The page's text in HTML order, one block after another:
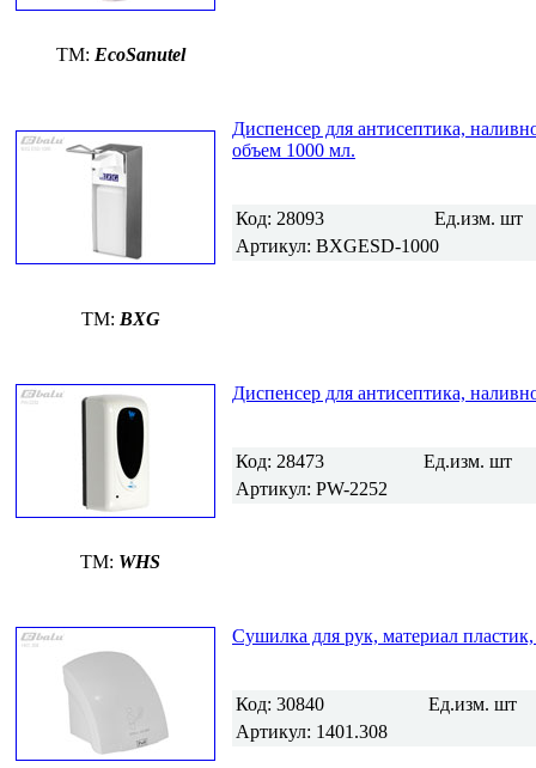
TM: EcoSanutel
Диспенсер для антисептика,
объем 1000 мл.
Код: 28093 Ед.изм. шт
Артикул: BXGESD-1000
TM: BXG
Диспенсер для антисептика,
Код: 28473 Ед.изм. шт
Артикул: PW-2252
TM: WHS
Сушилка для рук, материал
Код: 30840 Ед.изм. шт
Артикул: 1401.308